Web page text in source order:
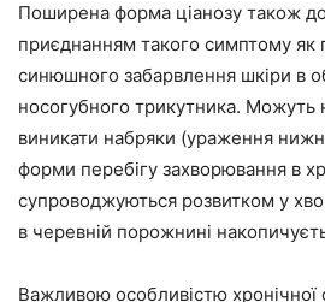
Поширена форма ціанозу також
приєднанням такого симптому як
синюшного забарвлення шкіри в
носогубного трикутника. Можуть
виникати набряки (ураження
форми перебігу захворювання в
супроводжуються розвитком у
в черевній порожнині
Важливою особливістю